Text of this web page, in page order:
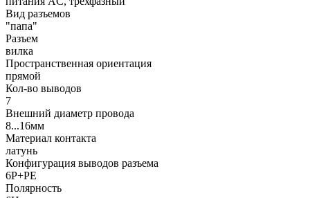
Вид разъемов
"папа"
Разъем
вилка
Пространственная ориентация
прямой
Кол-во выводов
7
Внешний диаметр провода
8...16мм
Материал контакта
латунь
Конфигурация выводов разъема
6P+PE
Полярность